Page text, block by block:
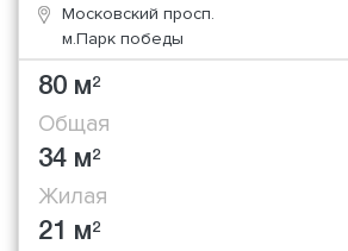
Московский просп.
м.Парк победы
80 м2
Общая
34 м2
Жилая
21 м2